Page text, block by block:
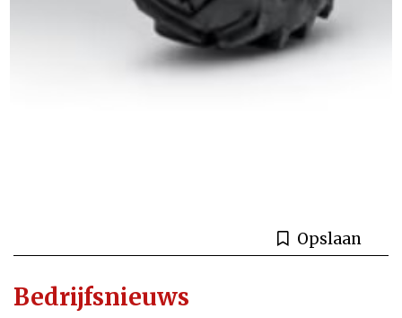
Opslaan
Bedrijfsnieuws